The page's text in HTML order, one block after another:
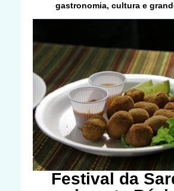
gastronomia, cultura e
Festival da